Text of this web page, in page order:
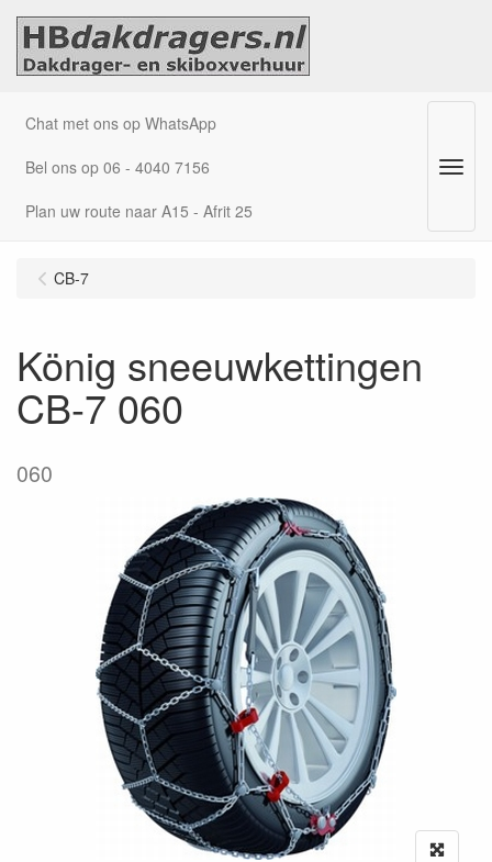
Chat met ons op WhatsApp
Bel ons op 06 - 4040 7156
Plan uw route naar A15 - Afrit 25
Menu
CB-7
König sneeuwkettingen
CB-7 060
060